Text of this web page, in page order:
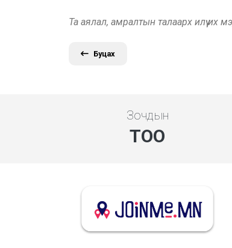
Та аялал, амралтын талаарх илүү их
Буцах
Зочдын
ТОО